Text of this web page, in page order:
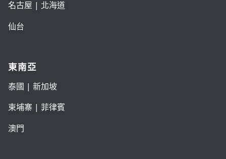
名古屋 | 北海道
仙台
東南亞
泰國 | 新加坡
柬埔寨 | 菲律賓
澳門